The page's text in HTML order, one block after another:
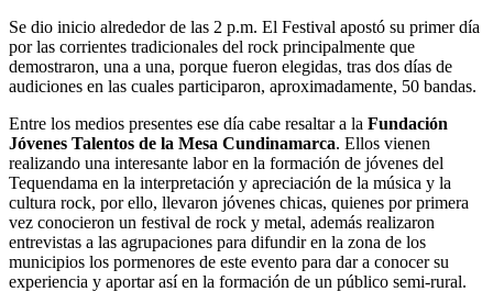
Se dio inicio alrededor de las 2 p.m. El Festival apostó su primer día
por las corrientes tradicionales del rock principalmente que
demostraron, una a una, porque fueron elegidas, tras dos días de
audiciones en las cuales participaron, aproximadamente, 50 bandas.
Entre los medios presentes ese día cabe resaltar a la Fundación
Jóvenes Talentos de la Mesa Cundinamarca. Ellos vienen
realizando una interesante labor en la formación de jóvenes del
Tequendama en la interpretación y apreciación de la música y la
cultura rock, por ello, llevaron jóvenes chicas, quienes por primera
vez conocieron un festival de rock y metal, además realizaron
entrevistas a las agrupaciones para difundir en la zona de los
municipios los pormenores de este evento para dar a conocer su
experiencia y aportar así en la formación de un público semi-rural.